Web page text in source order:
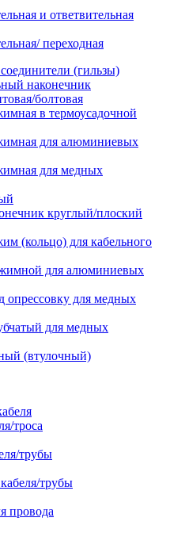
и ответвительная
переходная
(гильзы)
наконечник
болтовая
в термоусадочной
для алюминиевых
для медных
круглый/плоский
(кольцо) для кабельного
для алюминиевых
опрессовку для медных
для медных
(втулочный)
троса
трубы
трубы
провода